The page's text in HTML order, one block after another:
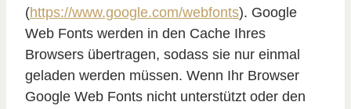
(https://www.google.com/webfonts). Google
Web Fonts werden in den Cache Ihres
Browsers übertragen, sodass sie nur einmal
geladen werden müssen. Wenn Ihr Browser
Google Web Fonts nicht unterstützt oder den